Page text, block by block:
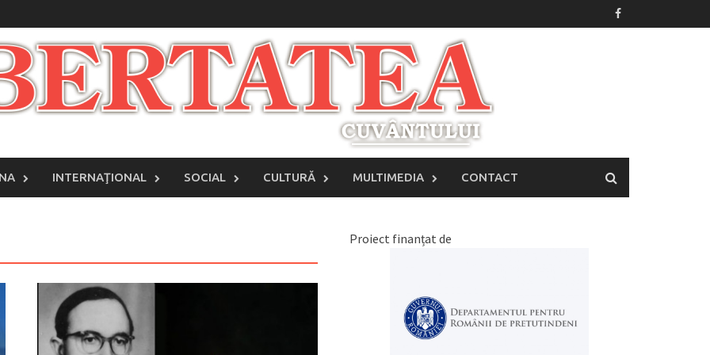
INTERNAŢIONAL SOCIAL CULTURĂ MULTIMEDIA CONTACT
Proiect finanțat de